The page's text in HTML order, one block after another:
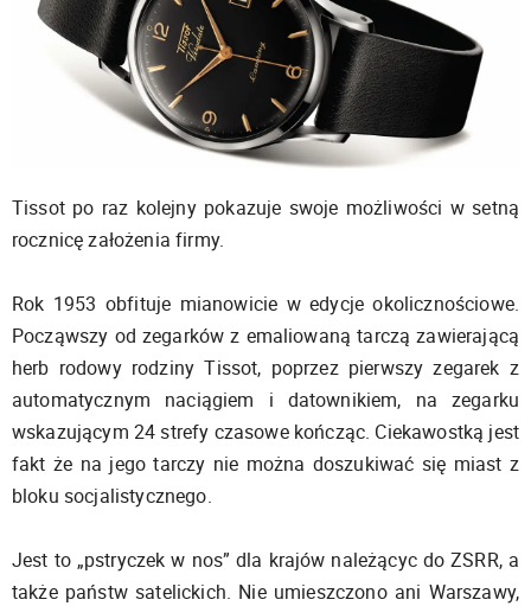
Tissot po raz kolejny pokazuje swoje możliwości w setną
rocznicę założenia firmy.
Rok 1953 obfituje mianowicie w edycje okolicznościowe.
Począwszy od zegarków z emaliowaną tarczą zawierającą
herb rodowy rodziny Tissot, poprzez pierwszy zegarek z
automatycznym naciągiem i datownikiem, na zegarku
wskazującym 24 strefy czasowe kończąc. Ciekawostką jest
fakt że na jego tarczy nie można doszukiwać się miast z
bloku socjalistycznego.
Jest to „pstryczek w nos” dla krajów należącyc do ZSRR, a
także państw satelickich. Nie umieszczono ani Warszawy,